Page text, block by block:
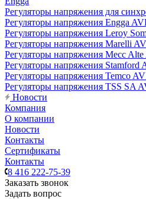
Регуляторы напряжения для
Регуляторы напряжения Engga
Регуляторы напряжения Leroy
Регуляторы напряжения Marelli
Регуляторы напряжения Mecc Alte
Регуляторы напряжения Stamford
Регуляторы напряжения Temco
Регуляторы напряжения TSS SA
Новости
Компания
О компании
Новости
Контакты
Сертификаты
Контакты
8 416 222-75-39
Заказать звонок
Задать вопрос